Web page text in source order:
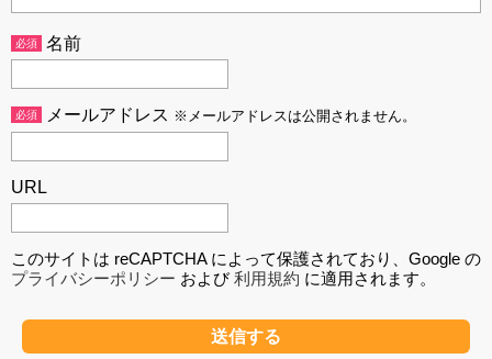
必須 名前
必須 メールアドレス ※メールアドレスは公開されません。
URL
このサイトは reCAPTCHA によって保護されており、Google の
プライバシーポリシー および利用規約 に適用されます。